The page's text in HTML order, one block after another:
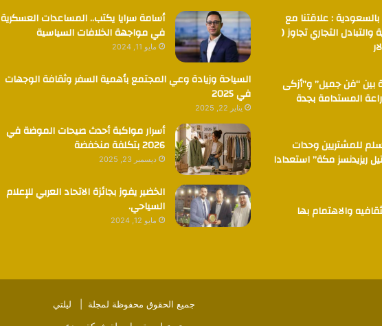
: علاقتنا مع
التجاري تجاوز (
بين “فن جميل” و”أزكى
المستدامة بجدة
للمشتريين وحدات
ريزيدنسز مكة” استعدادا
والاهتمام بها
أسامة سرايا يكتب.. المساعدات العسكرية
في مواجهة الخلافات السياسية
مايو 11, 2024
السياحة وزيادة وعي المجتمع بأهمية السفر وثقافة الوجهات
في 2025
يناير 22, 2025
أسرار مواكبة أحدث صيحات الموضة في
2026 بتكلفة منخفضة
ديسمبر 23, 2025
الخضير يفوز بجائزة الاتحاد العربي للإعلام
السياحي.
مايو 12, 2024
جميع الحقوق محفوظة لمجلة | ليلتي